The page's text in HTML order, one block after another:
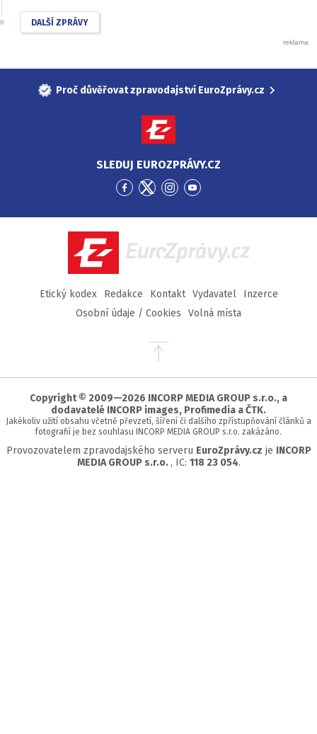
DALŠÍ ZPRÁVY
Proč důvěřovat zpravodajství EuroZprávy.cz
SLEDUJ EUROZPRÁVY.CZ
Přejít
Facebook
Přejít
Twitter
Přejít
Instagram
Přejít
YouTube
EuroZprávy.cz
Etický kodex Redakce Kontakt Vydavatel
Inzerce
Osobní údaje / Cookies
Volná místa
Přejít
stránky
Copyright © 2009—2026 INCORP MEDIA GROUP s.r.o., a
dodavatelé INCORP images, Profimedia a ČTK.
Jakékoliv užití obsahu včetně převzetí, šíření či dalšího zpřístupňování článků a
fotografií je bez souhlasu INCORP MEDIA GROUP s.r.o. zakázáno.
Provozovatelem zpravodajského serveru EuroZprávy.cz je INCORP
MEDIA GROUP s.r.o. , IC: 118 23 054.